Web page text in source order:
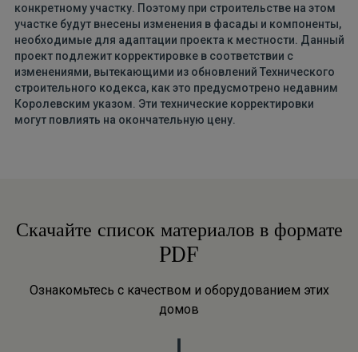
конкретному участку. Поэтому при строительстве на этом
участке будут внесены изменения в фасады и компоненты,
необходимые для адаптации проекта к местности. Данный
проект подлежит корректировке в соответствии с
изменениями, вытекающими из обновлений Технического
строительного кодекса, как это предусмотрено недавним
Королевским указом. Эти технические корректировки
могут повлиять на окончательную цену.
Скачайте список материалов в формате
PDF
Ознакомьтесь с качеством и оборудованием этих
домов